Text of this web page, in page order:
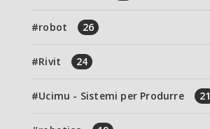
robot 26
Rivit 24
Ucimu - Sistemi per Produrre 21